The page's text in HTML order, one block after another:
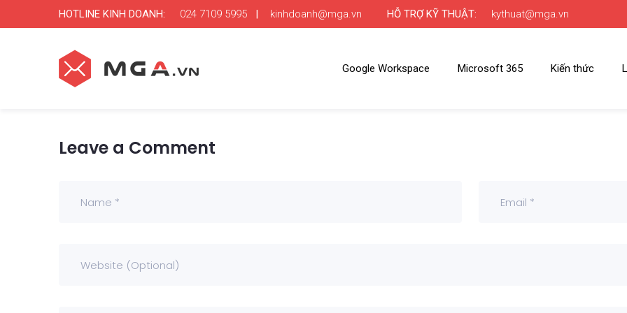
HOTLINE KINH DOANH: 024 7109 5995 | kinhdoanh@mga.vn HỖ TRỢ KỸ THUẬT: kythuat@mga.vn
Google Workspace Microsoft 365 Kiến thức
Leave a Comment